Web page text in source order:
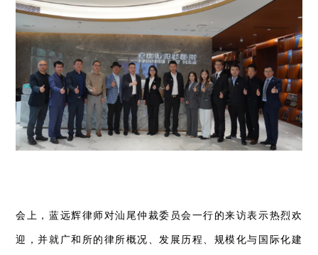
会上，蓝远辉律师对汕尾仲裁委员会一行的来访表示热烈欢
迎，并就广和所的律所概况、发展历程、规模化与国际化建